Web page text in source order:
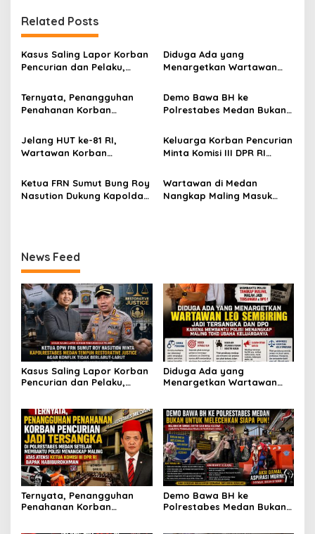
a
s
i
o
Related Posts
Kasus Saling Lapor Korban
Pencurian dan Pelaku,
Nasution Minta
Kapolrestabes Medan
larut
Diduga Ada yang
Menargetkan Wartawan
Tersangka dan Dpo Karena
Membantu Polisi
Ternyata, Penangguhan
Penahanan Korban
di Polrestabes Medan
Setelah Membantu Polisi
RI Bapak Habiburokhman
Demo Bawa BH ke
Polrestabes Medan Bukan
Pun, Melainkan Simbol Kritik
dan Rasa Kecewa
Medan
Jelang HUT ke-81 RI,
Wartawan Korban
Polisi Menangkap Pelaku
Jadi Tersangka Berharap
Perhatian Presiden
Keluarga Korban Pencurian
Minta Komisi III DPR RI
Laporan Dugaan Penipuan
Bermodus Surat
Perdamaian dan Dugaan
Ketua FRN Sumut Bung Roy
Nasution Dukung Kapolda
Wartawan di Medan
Nangkap Maling Masuk
News Feed
Kasus Saling Lapor Korban
Pencurian dan Pelaku,
Kapolrestabes Medan
Tempuh Restorative Justice
agar Konflik Tak Berlarut-
larut
Diduga Ada yang
Menargetkan Wartawan
Membantu Polisi
Menangkap Maling di Toko
Usaha Keluarganya
Ternyata, Penangguhan
Penahanan Korban
Demo Bawa BH ke
Polrestabes Medan Bukan